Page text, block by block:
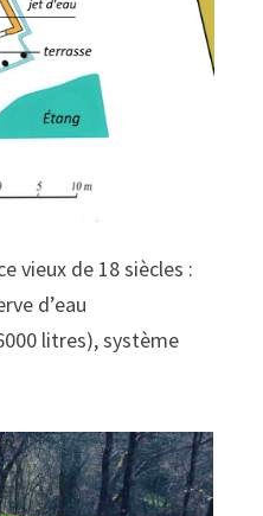
vieux de 18 siècles :
d’eau
litres), système